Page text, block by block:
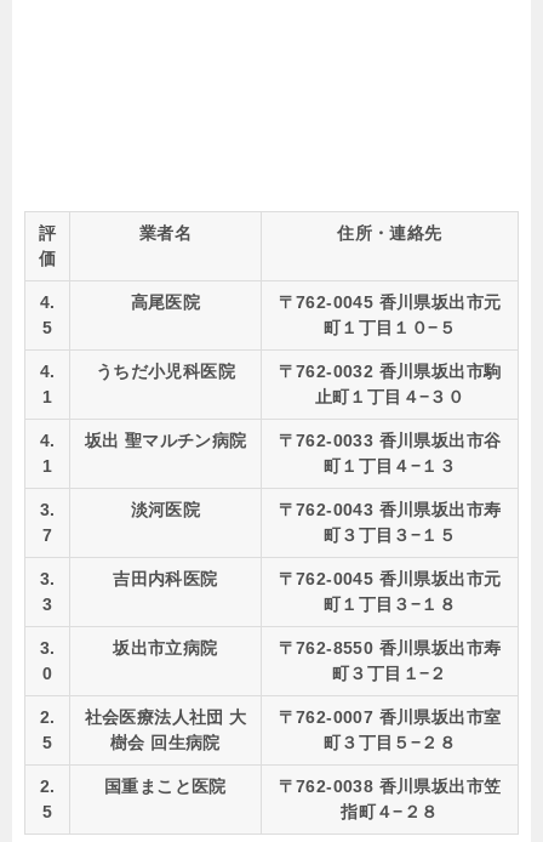
評
価
業者名 住所・連絡先
4.
5
高尾医院
〒762-0045 香川県坂出市元
町１丁目１０−５
4.
1
うちだ小児科医院
〒762-0032 香川県坂出市駒
止町１丁目４−３０
4.
1
坂出 聖マルチン病院
〒762-0033 香川県坂出市谷
町１丁目４−１３
3.
7
淡河医院
〒762-0043 香川県坂出市寿
町３丁目３−１５
3.
3
吉田内科医院
〒762-0045 香川県坂出市元
町１丁目３−１８
3.
0
坂出市立病院
〒762-8550 香川県坂出市寿
町３丁目１−２
2.
5
社会医療法人社団 大
樹会 回生病院
〒762-0007 香川県坂出市室
町３丁目５−２８
2.
5
国重まこと医院
〒762-0038 香川県坂出市笠
指町４−２８